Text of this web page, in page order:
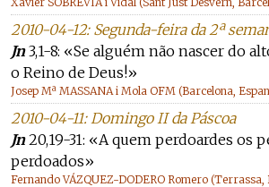
2010-04-12: Segunda-feira da 2ª
Jn3,1-8: «Se alguém não nascer do
o Reino de Deus!»
Josep Mª MASSANA i Mola OFM (Barcelona,
2010-04-11: Domingo II da Páscoa
Jn20,19-31: «A quem perdoardes os
perdoados»
Fernando VÁZQUEZ-DODERO Romero (Terrassa,